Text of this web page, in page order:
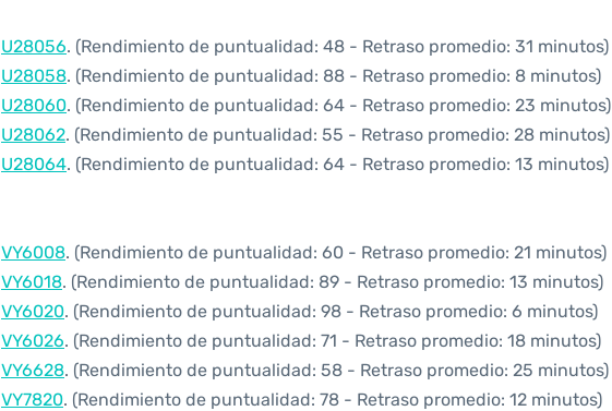
U28056. (Rendimiento de puntualidad: 48 - Retraso promedio: 31 minutos)
U28058. (Rendimiento de puntualidad: 88 - Retraso promedio: 8 minutos)
U28060. (Rendimiento de puntualidad: 64 - Retraso promedio: 23 minutos)
U28062. (Rendimiento de puntualidad: 55 - Retraso promedio: 28 minutos)
U28064. (Rendimiento de puntualidad: 64 - Retraso promedio: 13 minutos)
VY6008. (Rendimiento de puntualidad: 60 - Retraso promedio: 21 minutos)
VY6018. (Rendimiento de puntualidad: 89 - Retraso promedio: 13 minutos)
VY6020. (Rendimiento de puntualidad: 98 - Retraso promedio: 6 minutos)
VY6026. (Rendimiento de puntualidad: 71 - Retraso promedio: 18 minutos)
VY6628. (Rendimiento de puntualidad: 58 - Retraso promedio: 25 minutos)
VY7820. (Rendimiento de puntualidad: 78 - Retraso promedio: 12 minutos)